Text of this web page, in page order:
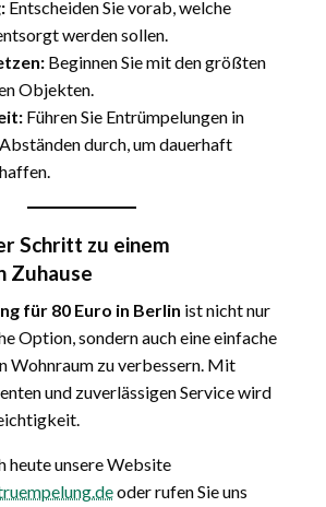
Entscheiden Sie vorab, welche
werden sollen.
Beginnen Sie mit den größten
Objekten.
Führen Sie Entrümpelungen in
durch, um dauerhaft
Schritt zu einem
Zuhause
für 80 Euro in Berlin ist nicht nur
Option, sondern auch eine einfache
Wohnraum zu verbessern. Mit
und zuverlässigen Service wird
heute unsere Website
oder rufen Sie uns